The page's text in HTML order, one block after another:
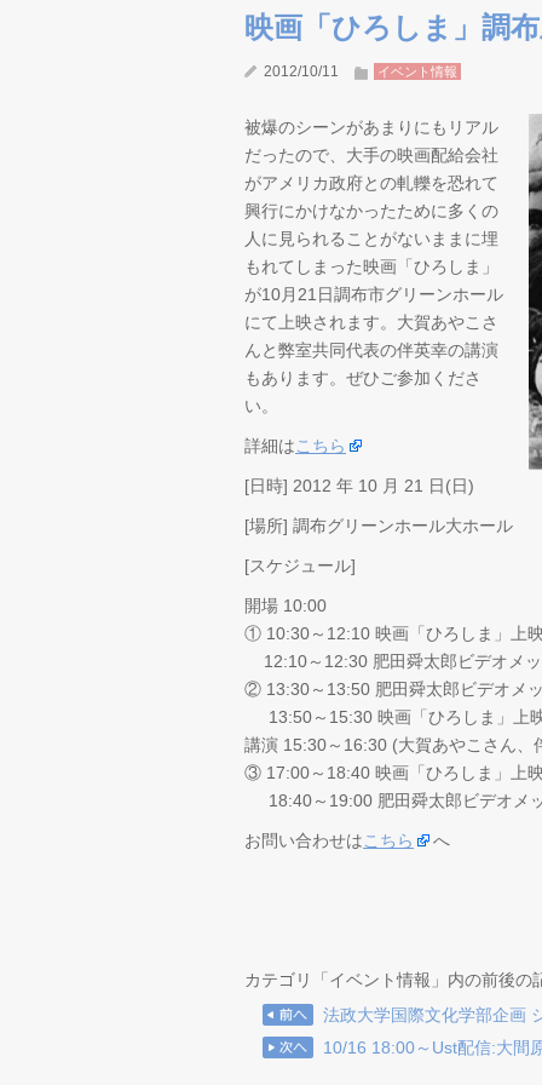
映画「ひろしま」調
2012/10/11 イベント情報
被爆のシーンがあまりにもリアル
だったので、大手の映画配給会社
がアメリカ政府との軋轢を恐れて
興行にかけなかったために多くの
人に見られることがないままに埋
もれてしまった映画「ひろしま」
が10月21日調布市グリーンホール
にて上映されます。大賀あやこさ
んと弊室共同代表の伴英幸の講演
もあります。ぜひご参加くださ
い。
詳細はこちら
[日時] 2012 年 10 月 21 日(日)
[場所] 調布グリーンホール大ホール
[スケジュール]
開場 10:00
① 10:30～12:10 映画「ひろしま」上
12:10～12:30 肥田舜太郎ビデオメ
② 13:30～13:50 肥田舜太郎ビデオメ
13:50～15:30 映画「ひろしま」上
講演 15:30～16:30 (大賀あやこさん、
③ 17:00～18:40 映画「ひろしま」上
18:40～19:00 肥田舜太郎ビデオメ
お問い合わせはこちら へ
カテゴリ「イベント情報」内の前後の
法政大学国際文化学部企
10/16 18:00～Ust配信:大間